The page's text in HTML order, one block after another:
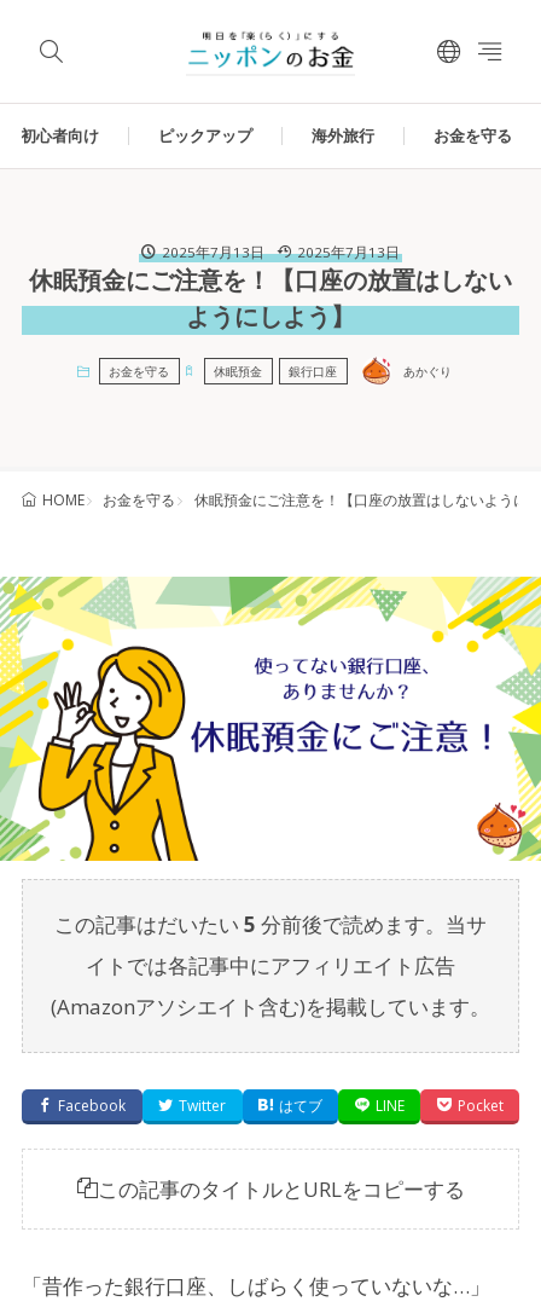
初心者向け ピックアップ 海外旅行 お金を守る
2025年7月13日 2025年7月13日
休眠預金にご注意を！【口座の放置はしない
ようにしよう】
お金を守る 休眠預金 銀行口座 あかぐり
HOME お金を守る 休眠預金にご注意を！【口座の放置はしないように
この記事はだいたい 5 分前後で読めます。当サ
イトでは各記事中にアフィリエイト広告
(Amazonアソシエイト含む)を掲載しています。
Facebook Twitter はてブ LINE Pocket
この記事のタイトルとURLをコピーする
「昔作った銀行口座、しばらく使っていないな…」